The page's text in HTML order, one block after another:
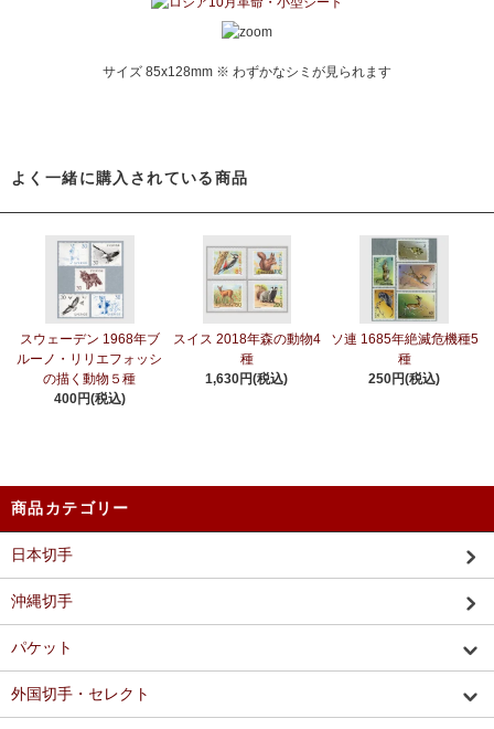
サイズ 85x128mm ※ わずかなシミが見られます
よく一緒に購入されている商品
スウェーデン 1968年ブ
ルーノ・リリエフォッシ
の描く動物５種
400円(税込)
スイス 2018年森の動物4
種
1,630円(税込)
ソ連 1685年絶滅危機種5
種
250円(税込)
商品カテゴリー
日本切手
沖縄切手
パケット
外国切手・セレクト